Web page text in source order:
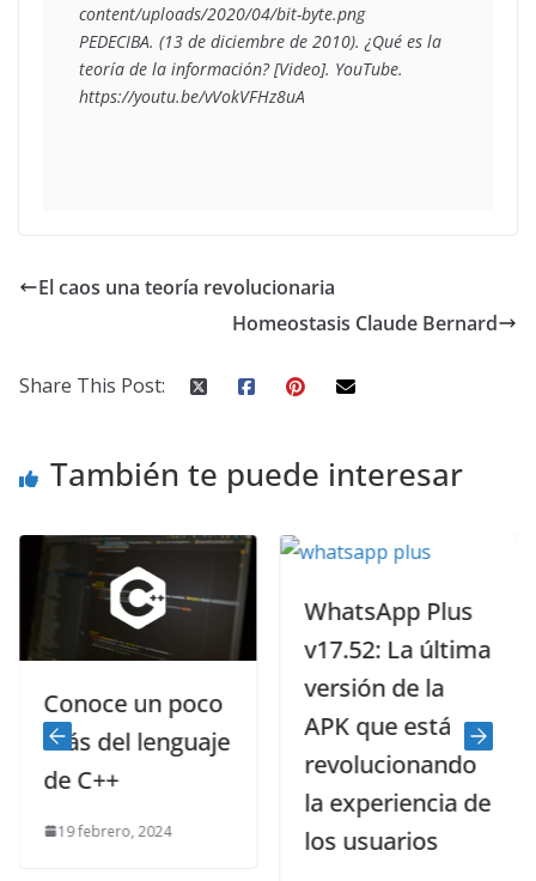
content/uploads/2020/04/bit-byte.png
PEDECIBA. (13 de diciembre de 2010). ¿Qué es la
teoría de la información? [Video]. YouTube.
https://youtu.be/vVokVFHz8uA
El caos una teoría revolucionaria
Homeostasis Claude Bernard
Share This Post:
También te puede interesar
Conoce un poco
más del lenguaje
de C++
19 febrero, 2024
WhatsApp Plus
v17.52: La última
versión de la
APK que está
revolucionando
la experiencia de
los usuarios